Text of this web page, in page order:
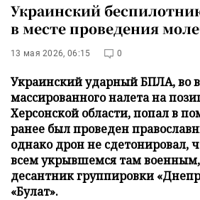
Украинский
в месте проведения
13 мая 2026, 06:15 0
Украинский ударный БПЛА, во
массированного налета на
Херсонской области, попал в
ранее был проведен
однако дрон не сдетонировал,
всем укрывшемся там военным,
десантник группировки
«Булат».